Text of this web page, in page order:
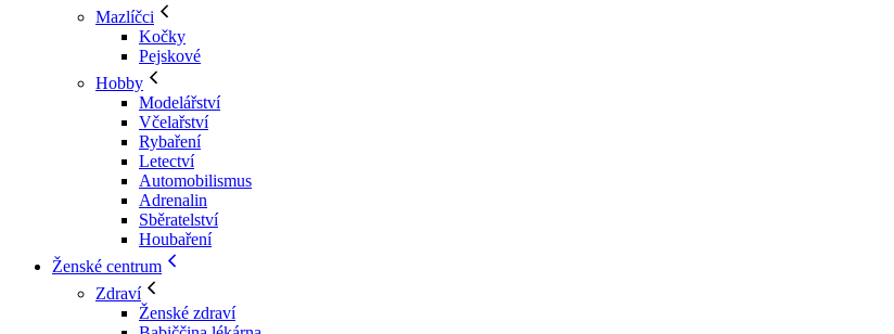
Mazlíčci
Kočky
Pejskové
Hobby
Modelářství
Včelařství
Rybaření
Letectví
Automobilismus
Adrenalin
Sběratelství
Houbaření
Ženské centrum
Zdraví
Ženské zdraví